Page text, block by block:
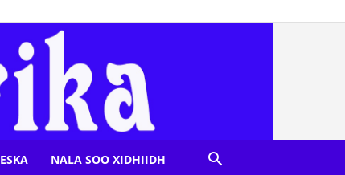
NALA SOO XIDHIIDH